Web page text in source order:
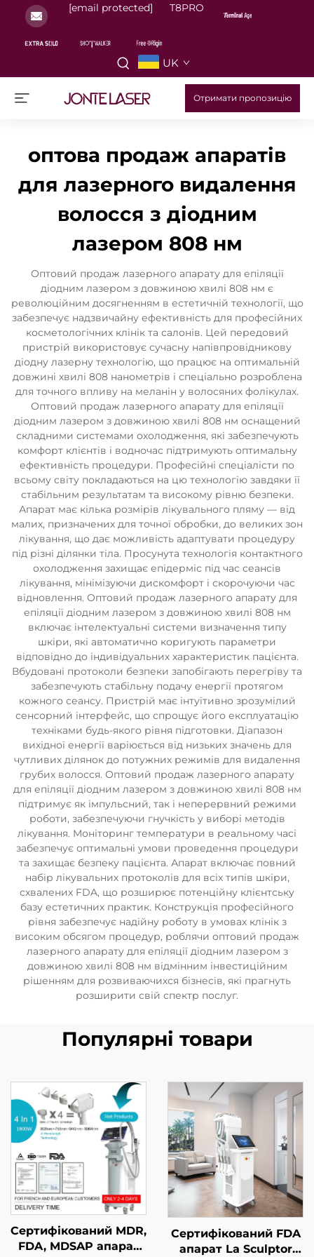
[email protected] T8PRO
UK
Отримати пропозицію
оптова продаж апаратів
для лазерного видалення
волосся з діодним
лазером 808 нм
Оптовий продаж лазерного апарату для епіляції
діодним лазером з довжиною хвилі 808 нм є
революційним досягненням в естетичній технології, що
забезпечує надзвичайну ефективність для професійних
косметологічних клінік та салонів. Цей передовий
пристрій використовує сучасну напівпровідникову
діодну лазерну технологію, що працює на оптимальній
довжині хвилі 808 нанометрів і спеціально розроблена
для точного впливу на меланін у волосяних фолікулах.
Оптовий продаж лазерного апарату для епіляції
діодним лазером з довжиною хвилі 808 нм оснащений
складними системами охолодження, які забезпечують
комфорт клієнтів і водночас підтримують оптимальну
ефективність процедури. Професійні спеціалісти по
всьому світу покладаються на цю технологію завдяки її
стабільним результатам та високому рівню безпеки.
Апарат має кілька розмірів лікувального пляму — від
малих, призначених для точної обробки, до великих зон
лікування, що дає можливість адаптувати процедуру
під різні ділянки тіла. Просунута технологія контактного
охолодження захищає епідерміс під час сеансів
лікування, мінімізуючи дискомфорт і скорочуючи час
відновлення. Оптовий продаж лазерного апарату для
епіляції діодним лазером з довжиною хвилі 808 нм
включає інтелектуальні системи визначення типу
шкіри, які автоматично коригують параметри
відповідно до індивідуальних характеристик пацієнта.
Вбудовані протоколи безпеки запобігають перегріву та
забезпечують стабільну подачу енергії протягом
кожного сеансу. Пристрій має інтуїтивно зрозумілий
сенсорний інтерфейс, що спрощує його експлуатацію
техніками будь-якого рівня підготовки. Діапазон
вихідної енергії варіюється від низьких значень для
чутливих ділянок до потужних режимів для видалення
грубих волосся. Оптовий продаж лазерного апарату
для епіляції діодним лазером з довжиною хвилі 808 нм
підтримує як імпульсний, так і неперервний режими
роботи, забезпечуючи гнучкість у виборі методів
лікування. Моніторинг температури в реальному часі
забезпечує оптимальні умови проведення процедури
та захищає безпеку пацієнта. Апарат включає повний
набір лікувальних протоколів для всіх типів шкіри,
схвалених FDA, що розширює потенційну клієнтську
базу естетичних практик. Конструкція професійного
рівня забезпечує надійну роботу в умовах клінік з
високим обсягом процедур, роблячи оптовий продаж
лазерного апарату для епіляції діодним лазером з
довжиною хвилі 808 нм відмінним інвестиційним
рішенням для розвиваючихся бізнесів, які прагнуть
розширити свій спектр послуг.
Популярні товари
Сертифікований MDR,
FDA, MDSAP апарат
Сертифікований FDA
апарат La Sculptor